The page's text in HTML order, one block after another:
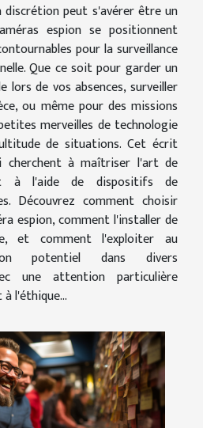
discrétion peut s'avérer être un
espion se positionnent
pour la surveillance
Que ce soit pour garder un
de vos absences, surveiller
ou même pour des missions
merveilles de technologie
de situations. Cet écrit
cherchent à maîtriser l'art de
à l'aide de dispositifs de
Découvrez comment choisir
espion, comment l'installer de
et comment l'exploiter au
potentiel dans divers
une attention particulière
l'éthique...